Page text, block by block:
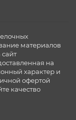
материалов
на
характер и
офертой
качество